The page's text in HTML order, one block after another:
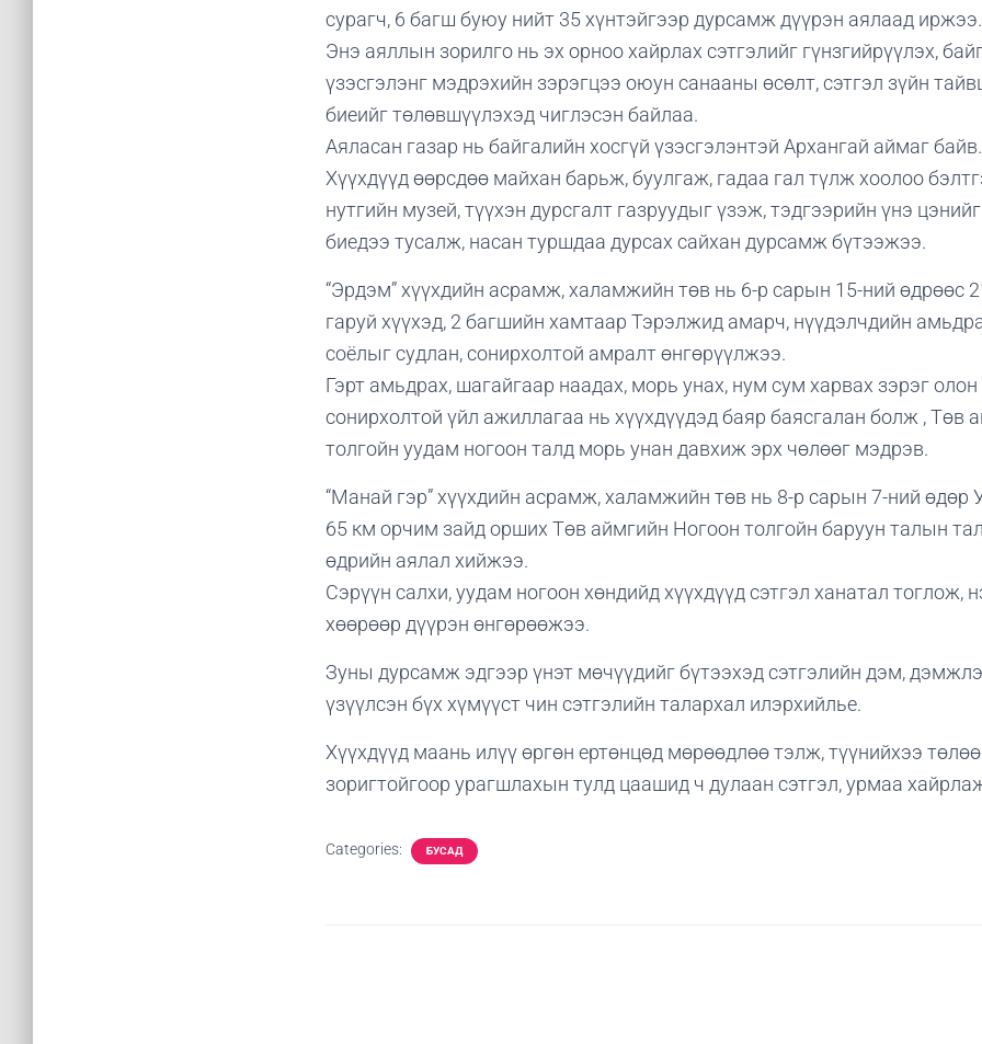
сурагч, 6 багш буюу нийт 35 хүнтэйгээр дурсамж дүүрэн аялаад иржээ.
Энэ аяллын зорилго нь эх орноо хайрлах сэтгэлийг гүнзгийрүүлэх,
үзэсгэлэнг мэдрэхийн зэрэгцээ оюун санааны өсөлт, сэтгэл зүйн
биеийг төлөвшүүлэхэд чиглэсэн байлаа.
Аяласан газар нь байгалийн хосгүй үзэсгэлэнтэй Архангай аймаг байв.
Хүүхдүүд өөрсдөө майхан барьж, буулгаж, гадаа гал түлж хоолоо
нутгийн музей, түүхэн дурсгалт газруудыг үзэж, тэдгээрийн үнэ
биедээ тусалж, насан туршдаа дурсах сайхан дурсамж бүтээжээ.
“Эрдэм” хүүхдийн асрамж, халамжийн төв нь 6-р сарын 15-ний өдрөөс
гаруй хүүхэд, 2 багшийн хамтаар Тэрэлжид амарч, нүүдэлчдийн
соёлыг судлан, сонирхолтой амралт өнгөрүүлжээ.
Гэрт амьдрах, шагайгаар наадах, морь унах, нум сум харвах зэрэг
сонирхолтой үйл ажиллагаа нь хүүхдүүдэд баяр баясгалан болж , Төв
толгойн уудам ногоон талд морь унан давхиж эрх чөлөөг мэдрэв.
“Манай гэр” хүүхдийн асрамж, халамжийн төв нь 8-р сарын 7-ний өдөр
65 км орчим зайд орших Төв аймгийн Ногоон толгойн баруун талын
өдрийн аялал хийжээ.
Сэрүүн салхи, уудам ногоон хөндийд хүүхдүүд сэтгэл ханатал тоглож,
хөөрөөр дүүрэн өнгөрөөжээ.
Зуны дурсамж эдгээр үнэт мөчүүдийг бүтээхэд сэтгэлийн дэм,
үзүүлсэн бүх хүмүүст чин сэтгэлийн талархал илэрхийлье.
Хүүхдүүд маань илүү өргөн ертөнцөд мөрөөдлөө тэлж, түүнийхээ
зоригтойгоор урагшлахын тулд цаашид ч дулаан сэтгэл, урмаа
Categories: БУСАД